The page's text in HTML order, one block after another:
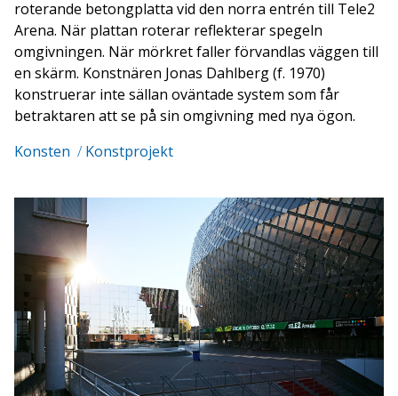
roterande betongplatta vid den norra entrén till Tele2
Arena. När plattan roterar reflekterar spegeln
omgivningen. När mörkret faller förvandlas väggen till
en skärm. Konstnären Jonas Dahlberg (f. 1970)
konstruerar inte sällan oväntade system som får
betraktaren att se på sin omgivning med nya ögon.
Konsten / Konstprojekt